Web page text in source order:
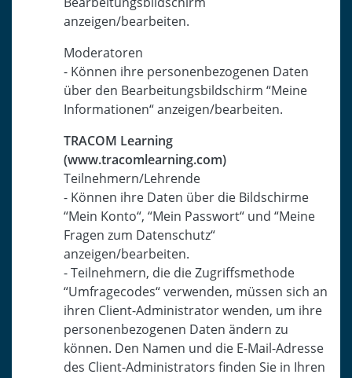
anzeigen/bearbeiten.
Moderatoren
- Können ihre personenbezogenen Daten
über den Bearbeitungsbildschirm “Meine
Informationen“ anzeigen/bearbeiten.
TRACOM Learning
(www.tracomlearning.com)
Teilnehmern/Lehrende
- Können ihre Daten über die Bildschirme
“Mein Konto“, “Mein Passwort“ und “Meine
Fragen zum Datenschutz“
anzeigen/bearbeiten.
- Teilnehmern, die die Zugriffsmethode
“Umfragecodes“ verwenden, müssen sich an
ihren Client-Administrator wenden, um ihre
personenbezogenen Daten ändern zu
können. Den Namen und die E-Mail-Adresse
des Client-Administrators finden Sie in Ihren